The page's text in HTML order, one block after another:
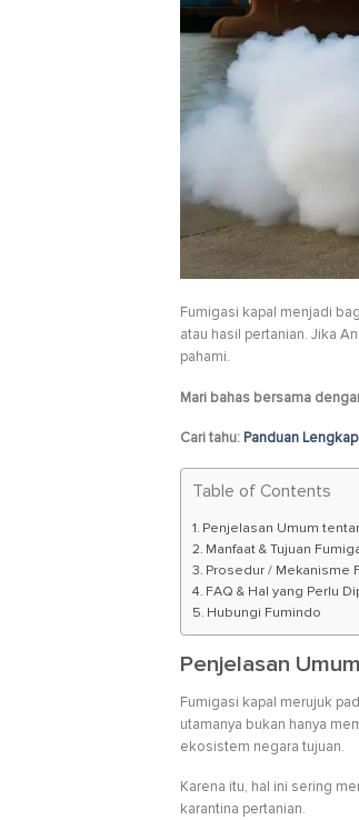
Fumigasi kapal menjadi
atau hasil pertanian. Jika
pahami.
Mari bahas bersama
Cari tahu: Panduan
Table of Contents
Penjelasan Umum
Manfaat & Tujuan
Prosedur / Mekanisme
FAQ & Hal yang Perlu
Hubungi Fumindo
Penjelasan
Fumigasi kapal merujuk
utamanya bukan hanya
ekosistem negara tujuan.
Karena itu, hal ini sering
karantina pertanian.